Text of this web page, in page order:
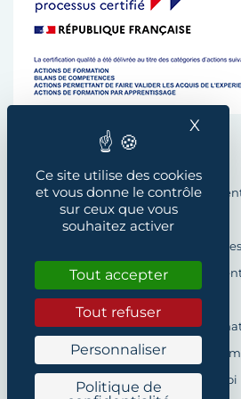
Ce site utilise des cookies
et vous donne le contrôle
sur ceux que vous
souhaitez activer
Tout accepter
Tout refuser
Personnaliser
Politique de
X
Accessibilité :
Mentions légales
Politique de
Cookies
Demande
Formulaire de
Offres d’emploi